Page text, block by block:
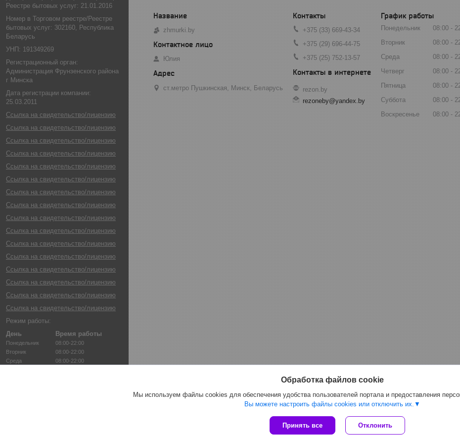
Реестре бытовых услуг: 21.01.2016
Номер в Торговом реестре/Реестре
бытовых услуг: 302160, Республика
Беларусь
УНП: 191349269
Регистрационный орган:
Администрация Фрунзенского района
г Минска
Дата регистрации компании:
25.03.2011
Ссылка на свидетельство/лицензию
Ссылка на свидетельство/лицензию
Ссылка на свидетельство/лицензию
Ссылка на свидетельство/лицензию
Ссылка на свидетельство/лицензию
Ссылка на свидетельство/лицензию
Ссылка на свидетельство/лицензию
Ссылка на свидетельство/лицензию
Ссылка на свидетельство/лицензию
Ссылка на свидетельство/лицензию
Ссылка на свидетельство/лицензию
Ссылка на свидетельство/лицензию
Ссылка на свидетельство/лицензию
Ссылка на свидетельство/лицензию
Ссылка на свидетельство/лицензию
Ссылка на свидетельство/лицензию
Режим работы:
День
Время работы
Понедельник
08:00-22:00
Вторник
08:00-22:00
Среда
08:00-22:00
zhmurki.by
Юлия
ст.метро Пушкинская, Минск, Беларусь
+375 (33) 669-43-34
+375 (29) 696-44-75
+375 (25) 752-13-57
rezon.by
rezoneby@yandex.by
График работы
Понедельник 08:00
Вторник
08:00
Среда
08:00
Четверг
08:00
Пятница
08:00
Суббота
08:00
Воскресенье
08:00
Сайт создан на платформе Deal.by
Политика обработки файлов cookies
Обработка файлов cookie
Мы используем файлы cookies для обеспечения удобства пользователей портала и предоставления
Вы можете настроить файлы cookies или отключить их.
Принять все Отклонить